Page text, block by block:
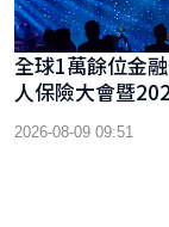
全球1萬餘位金
人保險大會暨
2026-08-09 09:51